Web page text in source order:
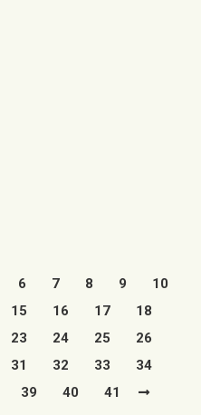
6 7 8 9
10
15 16 17
18
23 24 25
26
31 32 33
34
39 40 41